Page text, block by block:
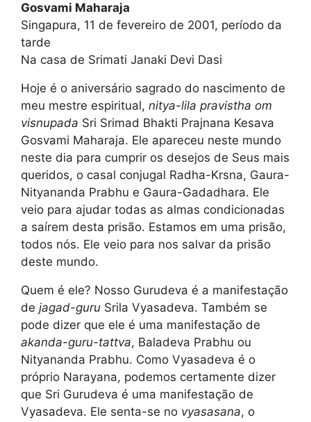
Gosvami Maharaja
Singapura, 11 de fevereiro de 2001, período da
tarde
Na casa de Srimati Janaki Devi Dasi
Hoje é o aniversário sagrado do nascimento de
meu mestre espiritual, nitya-lila pravistha om
visnupada Sri Srimad Bhakti Prajnana Kesava
Gosvami Maharaja. Ele apareceu neste mundo
neste dia para cumprir os desejos de Seus mais
queridos, o casal conjugal Radha-Krsna, Gaura-
Nityananda Prabhu e Gaura-Gadadhara. Ele
veio para ajudar todas as almas condicionadas
a saírem desta prisão. Estamos em uma prisão,
todos nós. Ele veio para nos salvar da prisão
deste mundo.
Quem é ele? Nosso Gurudeva é a manifestação
de jagad-guru Srila Vyasadeva. Também se
pode dizer que ele é uma manifestação de
akanda-guru-tattva, Baladeva Prabhu ou
Nityananda Prabhu. Como Vyasadeva é o
próprio Narayana, podemos certamente dizer
que Sri Gurudeva é uma manifestação de
Vyasadeva. Ele senta-se no vyasasana, o